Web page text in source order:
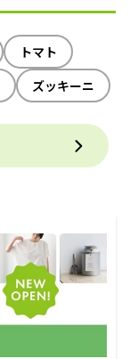
トマト
ズッキーニ